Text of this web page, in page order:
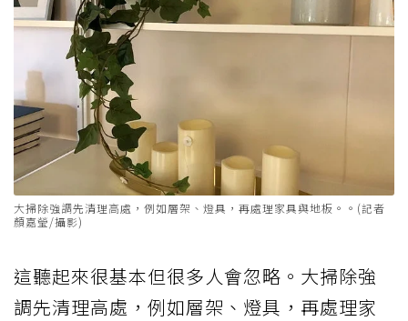
大掃除強調先清理高處，例如層架、燈具，再處理家具與地板。。(記者
顏嘉瑩/攝影)
這聽起來很基本但很多人會忽略。大掃除強
調先清理高處，例如層架、燈具，再處理家